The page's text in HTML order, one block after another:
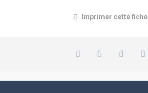
Imprimer cette fiche